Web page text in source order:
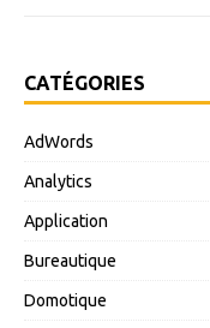
CATÉGORIES
AdWords
Analytics
Application
Bureautique
Domotique